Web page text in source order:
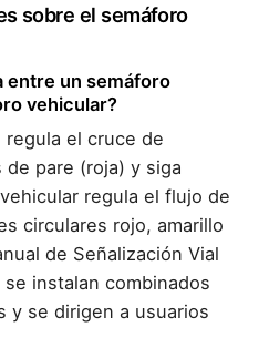
sobre el semáforo
entre un semáforo
vehicular?
regula el cruce de
pare (roja) y siga
regula el flujo de
circulares rojo, amarillo
de Señalización Vial
instalan combinados
y se dirigen a usuarios